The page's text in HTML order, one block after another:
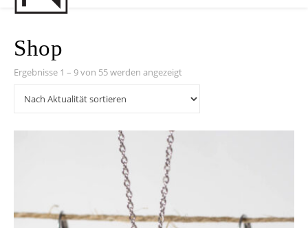
Shop
Ergebnisse 1 – 9 von 55 werden angezeigt